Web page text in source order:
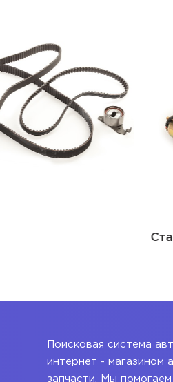
Поисковая система
интернет - магазином
запчасти. Мы